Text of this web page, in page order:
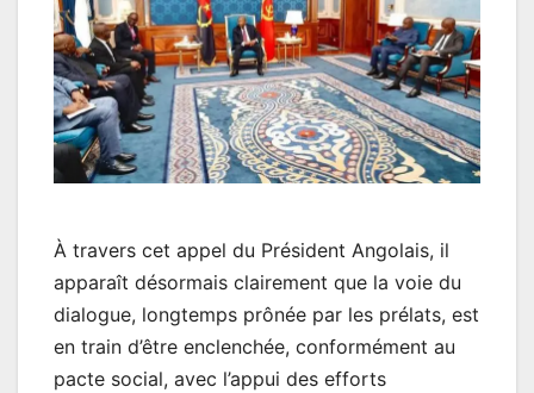
À travers cet appel du Président Angolais, il
apparaît désormais clairement que la voie du
dialogue, longtemps prônée par les prélats, est
en train d’être enclenchée, conformément au
pacte social, avec l’appui des efforts